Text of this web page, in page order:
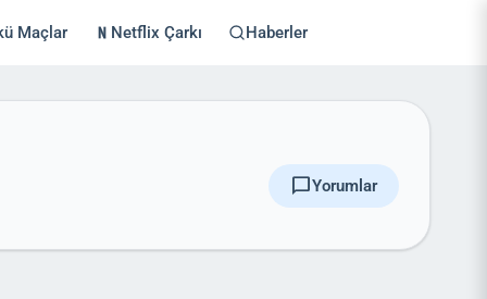
Maçlar Netflix Çarkı Haberler
chat_bubbleYorumlar